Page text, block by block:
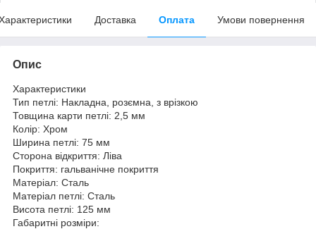
Доставка Оплата Умови повернення
Опис
Характеристики
Тип петлі: Накладна, розємна, з врізкою
Товщина карти петлі: 2,5 мм
Колір: Хром
Ширина петлі: 75 мм
Сторона відкриття: Ліва
Покриття: гальванічне покриття
Матеріал: Сталь
Матеріал петлі: Сталь
Висота петлі: 125 мм
Габаритні розміри: